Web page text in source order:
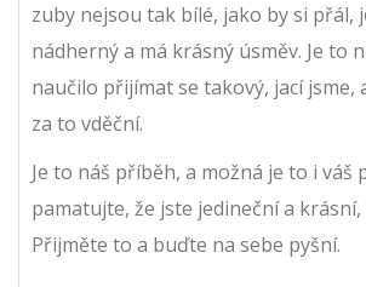
zuby nejsou tak bílé, jako by si přál,
nádherný a má krásný úsměv. Je to
naučilo přijímat se takový, jací jsme,
za to vděční.
Je to náš příběh, a možná je to i váš
pamatujte, že jste jedineční a krásní,
Přijměte to a buďte na sebe pyšní.